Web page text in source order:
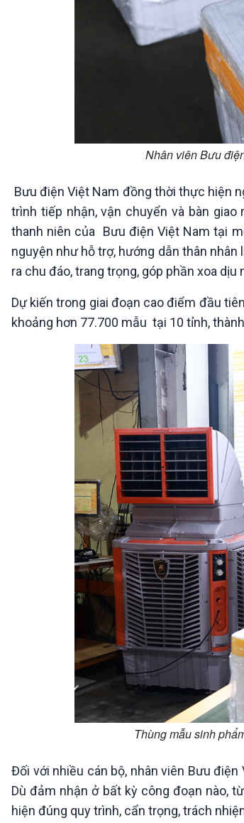
Nhân viên Bưu
Bưu điện Việt Nam đồng thời thực hiện
trình tiếp nhận, vận chuyển và bàn
thanh niên của Bưu điện Việt Nam tại
nguyện như hỗ trợ, hướng dẫn thân
ra chu đáo, trang trọng, góp phần xoa
Dự kiến trong giai đoạn cao điểm đầu
khoảng hơn 77.700 mẫu tại 10 tỉnh,
Thùng mẫu sinh
Đối với nhiều cán bộ, nhân viên Bưu
Dù đảm nhận ở bất kỳ công đoạn nào,
hiện đúng quy trình, cẩn trọng, trách